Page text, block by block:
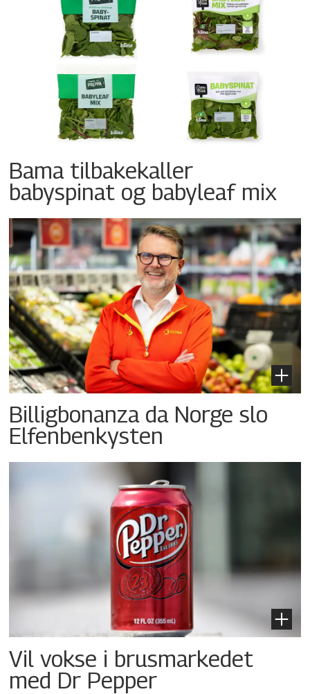
Bama tilbakekaller
babyspinat og babyleaf mix
Billigbonanza da Norge slo
Elfenbenkysten
Vil vokse i brusmarkedet
med Dr Pepper